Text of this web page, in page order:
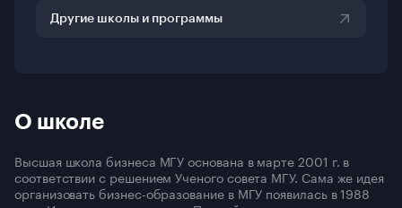
Другие школы и программы
О школе
Высшая школа бизнеса МГУ основана в марте 2001 г. в
соответствии с решением Ученого совета МГУ. Сама же идея
организовать бизнес-образование в МГУ появилась в 1988